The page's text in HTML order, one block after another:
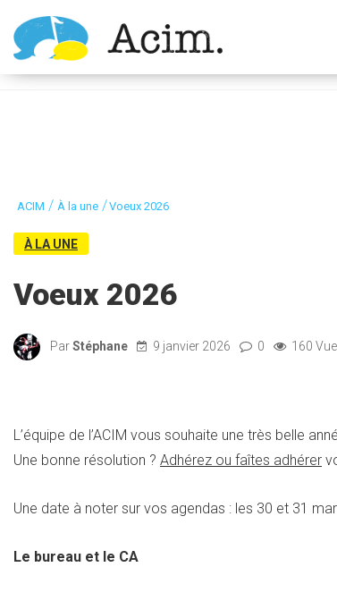
Ouvrir la barre d’outils
ACIM / À la une /Voeux 2026
À LA UNE
Voeux 2026
ParStéphane 9 janvier 2026 0 160
L’équipe de l’ACIM vous souhaite une très belle
Une bonne résolution ? Adhérez ou faîtes adhérer
Une date à noter sur vos agendas : les 30 et 31
Le bureau et le CA